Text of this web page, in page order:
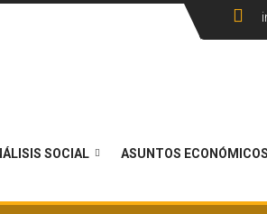
SOCIAL ASUNTOS ECONÓMICOS